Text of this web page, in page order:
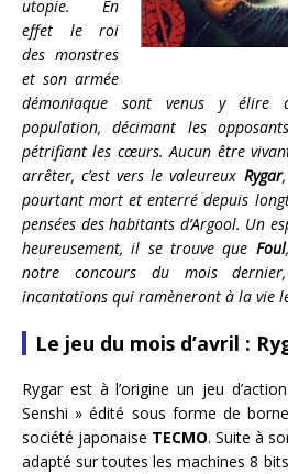
utopie. En
effet le roi
des monstres
et son armée
démoniaque sont venus y élire
population, décimant les
pétrifiant les cœurs. Aucun être
arrêter, c’est vers le valeureux Rygar
pourtant mort et enterré depuis
pensées des habitants d’Argool. Un
heureusement, il se trouve que Foul
notre concours du mois
incantations qui ramèneront à la vie
Le jeu du mois d’avril :
Rygar est à l’origine un jeu
Senshi » édité sous forme de
société japonaise TECMO. Suite à
adapté sur toutes les machines 8